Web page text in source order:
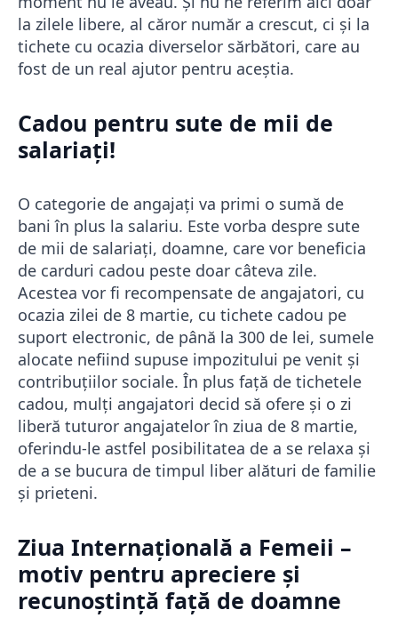
la zilele libere, al căror număr a crescut, ci și la
tichete cu ocazia diverselor sărbători, care au
fost de un real ajutor pentru aceștia.
Cadou pentru sute de mii de
salariați!
O categorie de angajați va primi o sumă de
bani în plus la salariu. Este vorba despre sute
de mii de salariați, doamne, care vor beneficia
de carduri cadou peste doar câteva zile.
Acestea vor fi recompensate de angajatori, cu
ocazia zilei de 8 martie, cu tichete cadou pe
suport electronic, de până la 300 de lei, sumele
alocate nefiind supuse impozitului pe venit și
contribuțiilor sociale. În plus față de tichetele
cadou, mulți angajatori decid să ofere și o zi
liberă tuturor angajatelor în ziua de 8 martie,
oferindu-le astfel posibilitatea de a se relaxa și
de a se bucura de timpul liber alături de familie
și prieteni.
Ziua Internațională a Femeii –
motiv pentru apreciere și
recunoștință față de doamne